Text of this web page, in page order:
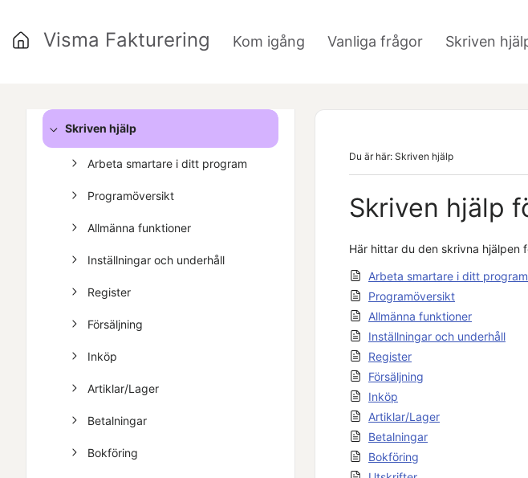
Kom igång Vanliga frågor Skriven
Visma Fakturering
Kom igång
Skriven hjälp
Arbeta smartare i ditt program
Programöversikt
Allmänna funktioner
Inställningar och underhåll
Register
Försäljning
Inköp
Artiklar/Lager
Betalningar
Bokföring
Du är här: Skriven hjälp
Skriven hjälp
Här hittar du den skrivna hjälpen
Arbeta smartare i ditt program
Programöversikt
Allmänna funktioner
Inställningar och underhåll
Register
Försäljning
Inköp
Artiklar/Lager
Betalningar
Bokföring